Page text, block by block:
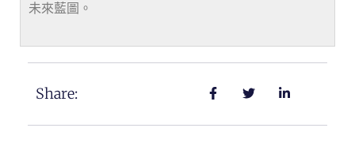
未來藍圖。
Share: